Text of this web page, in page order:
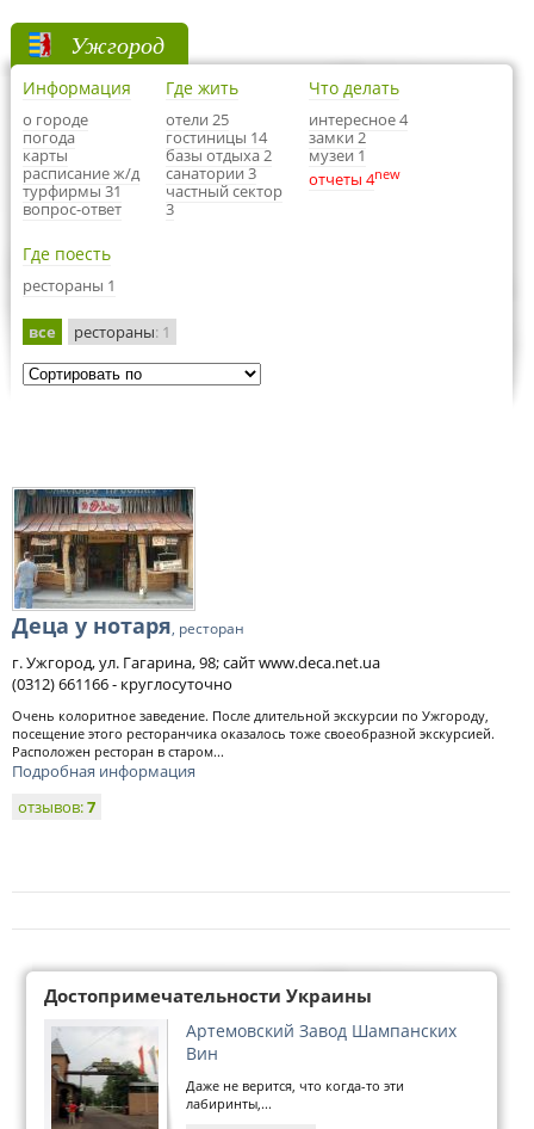
Ужгород
Информация
о городе
погода
карты
расписание ж/д
турфирмы 31
вопрос-ответ
Где жить
отели 25
гостиницы 14
базы отдыха 2
санатории 3
частный сектор
3
Что делать
интересное 4
замки 2
музеи 1
отчеты 4new
Где поесть
рестораны 1
все рестораны: 1
Деца у нотаря, ресторан
г. Ужгород, ул. Гагарина, 98; сайт www.deca.net.ua
(0312) 661166 - круглосуточно
Очень колоритное заведение. После длительной экскурсии по Ужгороду,
посещение этого ресторанчика оказалось тоже своеобразной экскурсией.
Расположен ресторан в старом...
Подробная информация
отзывов:7
Достопримечательности Украины
Артемовский Завод Шампанских
Вин
Даже не верится, что когда-то эти
лабиринты,...